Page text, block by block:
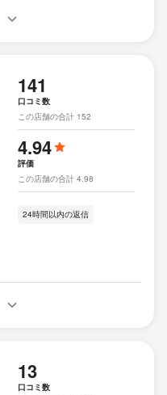
141
口コミ数
この店舗の合計 152
4.94
評価
この店舗の合計 4.98
24時間以内の返信
13
口コミ数